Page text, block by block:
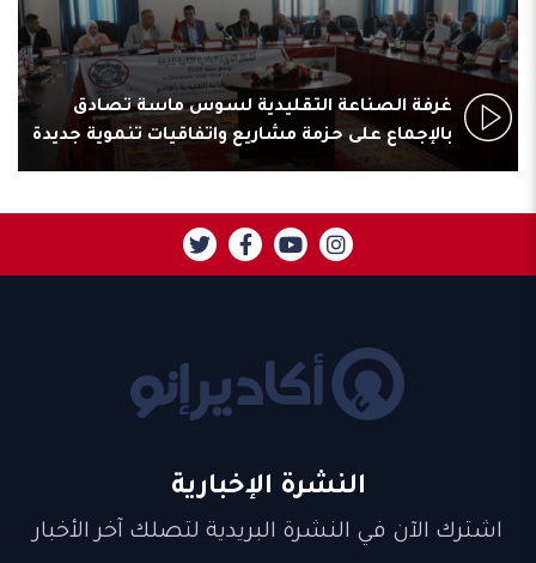
غرفة الصناعة التقليدية لسوس ماسة تصادق
بالإجماع على حزمة مشاريع واتفاقيات تنموية جديدة
النشرة الإخبارية
اشترك الآن في النشرة البريدية لتصلك آخر الأخبار